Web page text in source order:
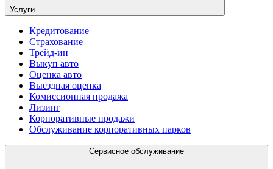
Услуги
Кредитование
Страхование
Трейд-ин
Выкуп авто
Оценка авто
Выездная оценка
Комиссионная продажа
Лизинг
Корпоративные продажи
Обслуживание корпоративных парков
Сервисное обслуживание